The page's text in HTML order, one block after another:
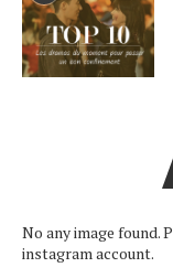
No any image found.
instagram account.